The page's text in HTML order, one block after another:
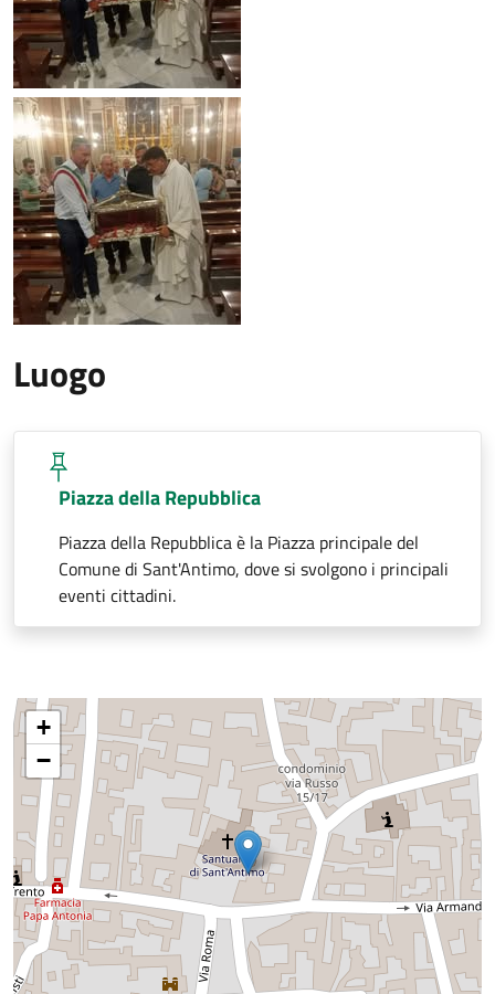
Luogo
Piazza della Repubblica
Piazza della Repubblica è la Piazza principale del
Comune di Sant'Antimo, dove si svolgono i principali
eventi cittadini.
+
−